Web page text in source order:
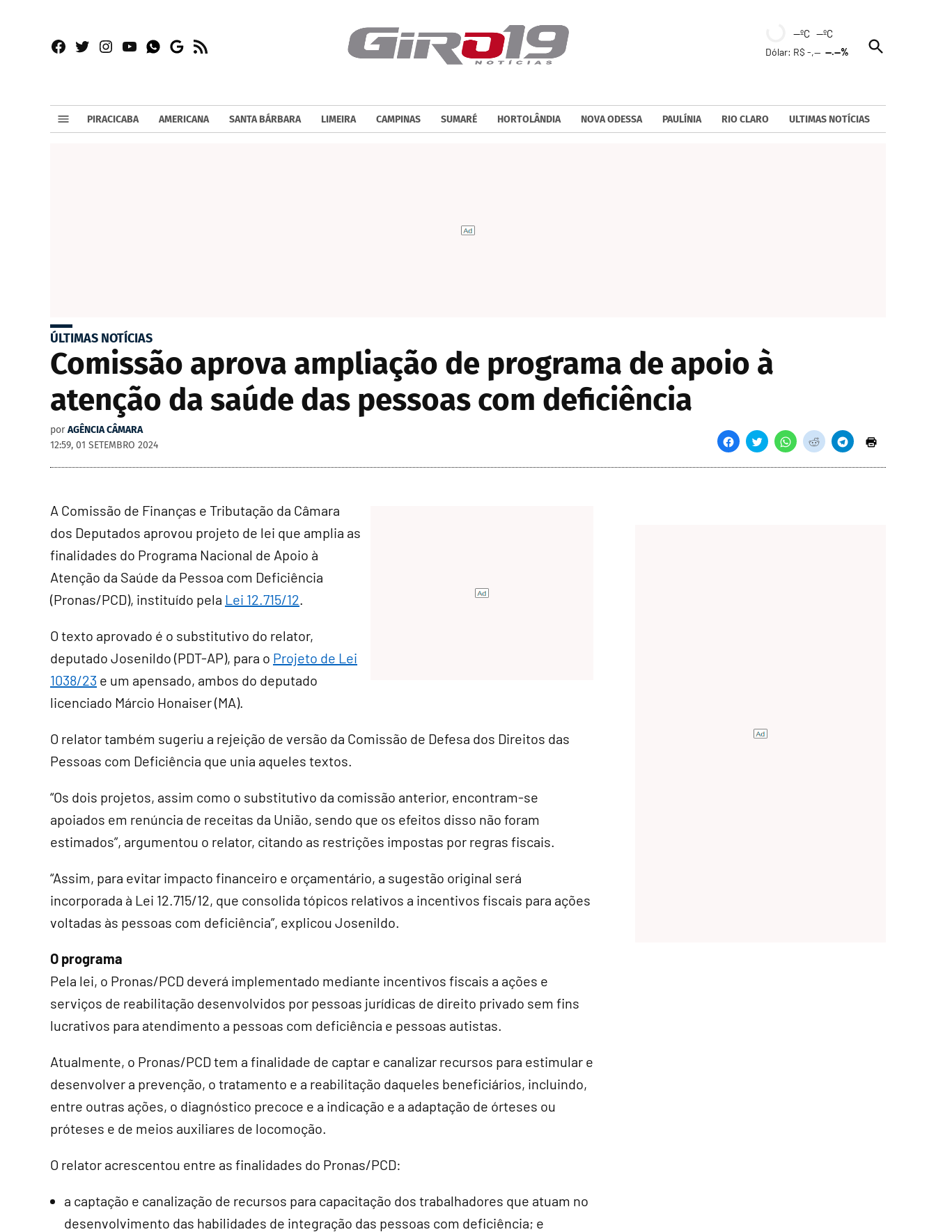
Facebook
TwitterInstagram
YouTubeWhatsapp
Google
RSS
--ºC --ºC
Dólar: R$ -,----.--%
Open
Search
PIRACICABA AMERICANA SANTA BÁRBARA LIMEIRA CAMPINAS SUMARÉ HORTOLÂNDIA NOVA ODESSA PAULÍNIA RIO CLARO ULTIMAS NOTÍCIAS
ÚLTIMAS NOTÍCIAS
Comissão aprova ampliação de programa de apoio à
atenção da saúde das pessoas com deficiência
por AGÊNCIA CÂMARA
12:59, 01 SETEMBRO 2024
A Comissão de Finanças e Tributação da Câmara
dos Deputados aprovou projeto de lei que amplia as
finalidades do Programa Nacional de Apoio à
Atenção da Saúde da Pessoa com Deficiência
(Pronas/PCD), instituído pela Lei 12.715/12.
O texto aprovado é o substitutivo do relator,
deputado Josenildo (PDT-AP), para o Projeto de Lei
1038/23 e um apensado, ambos do deputado
licenciado Márcio Honaiser (MA).
O relator também sugeriu a rejeição de versão da Comissão de Defesa dos Direitos das
Pessoas com Deficiência que unia aqueles textos.
“Os dois projetos, assim como o substitutivo da comissão anterior, encontram-se
apoiados em renúncia de receitas da União, sendo que os efeitos disso não foram
estimados”, argumentou o relator, citando as restrições impostas por regras fiscais.
“Assim, para evitar impacto financeiro e orçamentário, a sugestão original será
incorporada à Lei 12.715/12, que consolida tópicos relativos a incentivos fiscais para ações
voltadas às pessoas com deficiência”, explicou Josenildo.
O programa
Pela lei, o Pronas/PCD deverá implementado mediante incentivos fiscais a ações e
serviços de reabilitação desenvolvidos por pessoas jurídicas de direito privado sem fins
lucrativos para atendimento a pessoas com deficiência e pessoas autistas.
Atualmente, o Pronas/PCD tem a finalidade de captar e canalizar recursos para estimular e
desenvolver a prevenção, o tratamento e a reabilitação daqueles beneficiários, incluindo,
entre outras ações, o diagnóstico precoce e a indicação e a adaptação de órteses ou
próteses e de meios auxiliares de locomoção.
O relator acrescentou entre as finalidades do Pronas/PCD:
a captação e canalização de recursos para capacitação dos trabalhadores que atuam no
desenvolvimento das habilidades de integração das pessoas com deficiência; e